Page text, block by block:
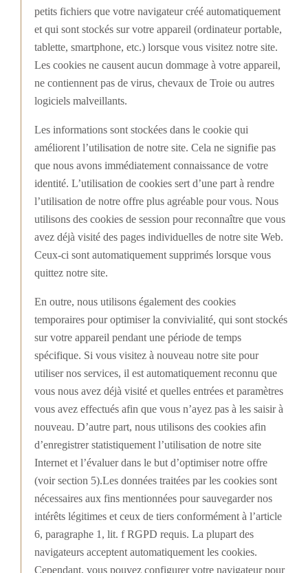
petits fichiers que votre navigateur créé automatiquement
et qui sont stockés sur votre appareil (ordinateur portable,
tablette, smartphone, etc.) lorsque vous visitez notre site.
Les cookies ne causent aucun dommage à votre appareil,
ne contiennent pas de virus, chevaux de Troie ou autres
logiciels malveillants.
Les informations sont stockées dans le cookie qui
améliorent l’utilisation de notre site. Cela ne signifie pas
que nous avons immédiatement connaissance de votre
identité. L’utilisation de cookies sert d’une part à rendre
l’utilisation de notre offre plus agréable pour vous. Nous
utilisons des cookies de session pour reconnaître que vous
avez déjà visité des pages individuelles de notre site Web.
Ceux-ci sont automatiquement supprimés lorsque vous
quittez notre site.
En outre, nous utilisons également des cookies
temporaires pour optimiser la convivialité, qui sont stockés
sur votre appareil pendant une période de temps
spécifique. Si vous visitez à nouveau notre site pour
utiliser nos services, il est automatiquement reconnu que
vous nous avez déjà visité et quelles entrées et paramètres
vous avez effectués afin que vous n’ayez pas à les saisir à
nouveau. D’autre part, nous utilisons des cookies afin
d’enregistrer statistiquement l’utilisation de notre site
Internet et l’évaluer dans le but d’optimiser notre offre
(voir section 5).Les données traitées par les cookies sont
nécessaires aux fins mentionnées pour sauvegarder nos
intérêts légitimes et ceux de tiers conformément à l’article
6, paragraphe 1, lit. f RGPD requis. La plupart des
navigateurs acceptent automatiquement les cookies.
Cependant, vous pouvez configurer votre navigateur pour